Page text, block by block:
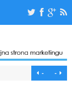
- -